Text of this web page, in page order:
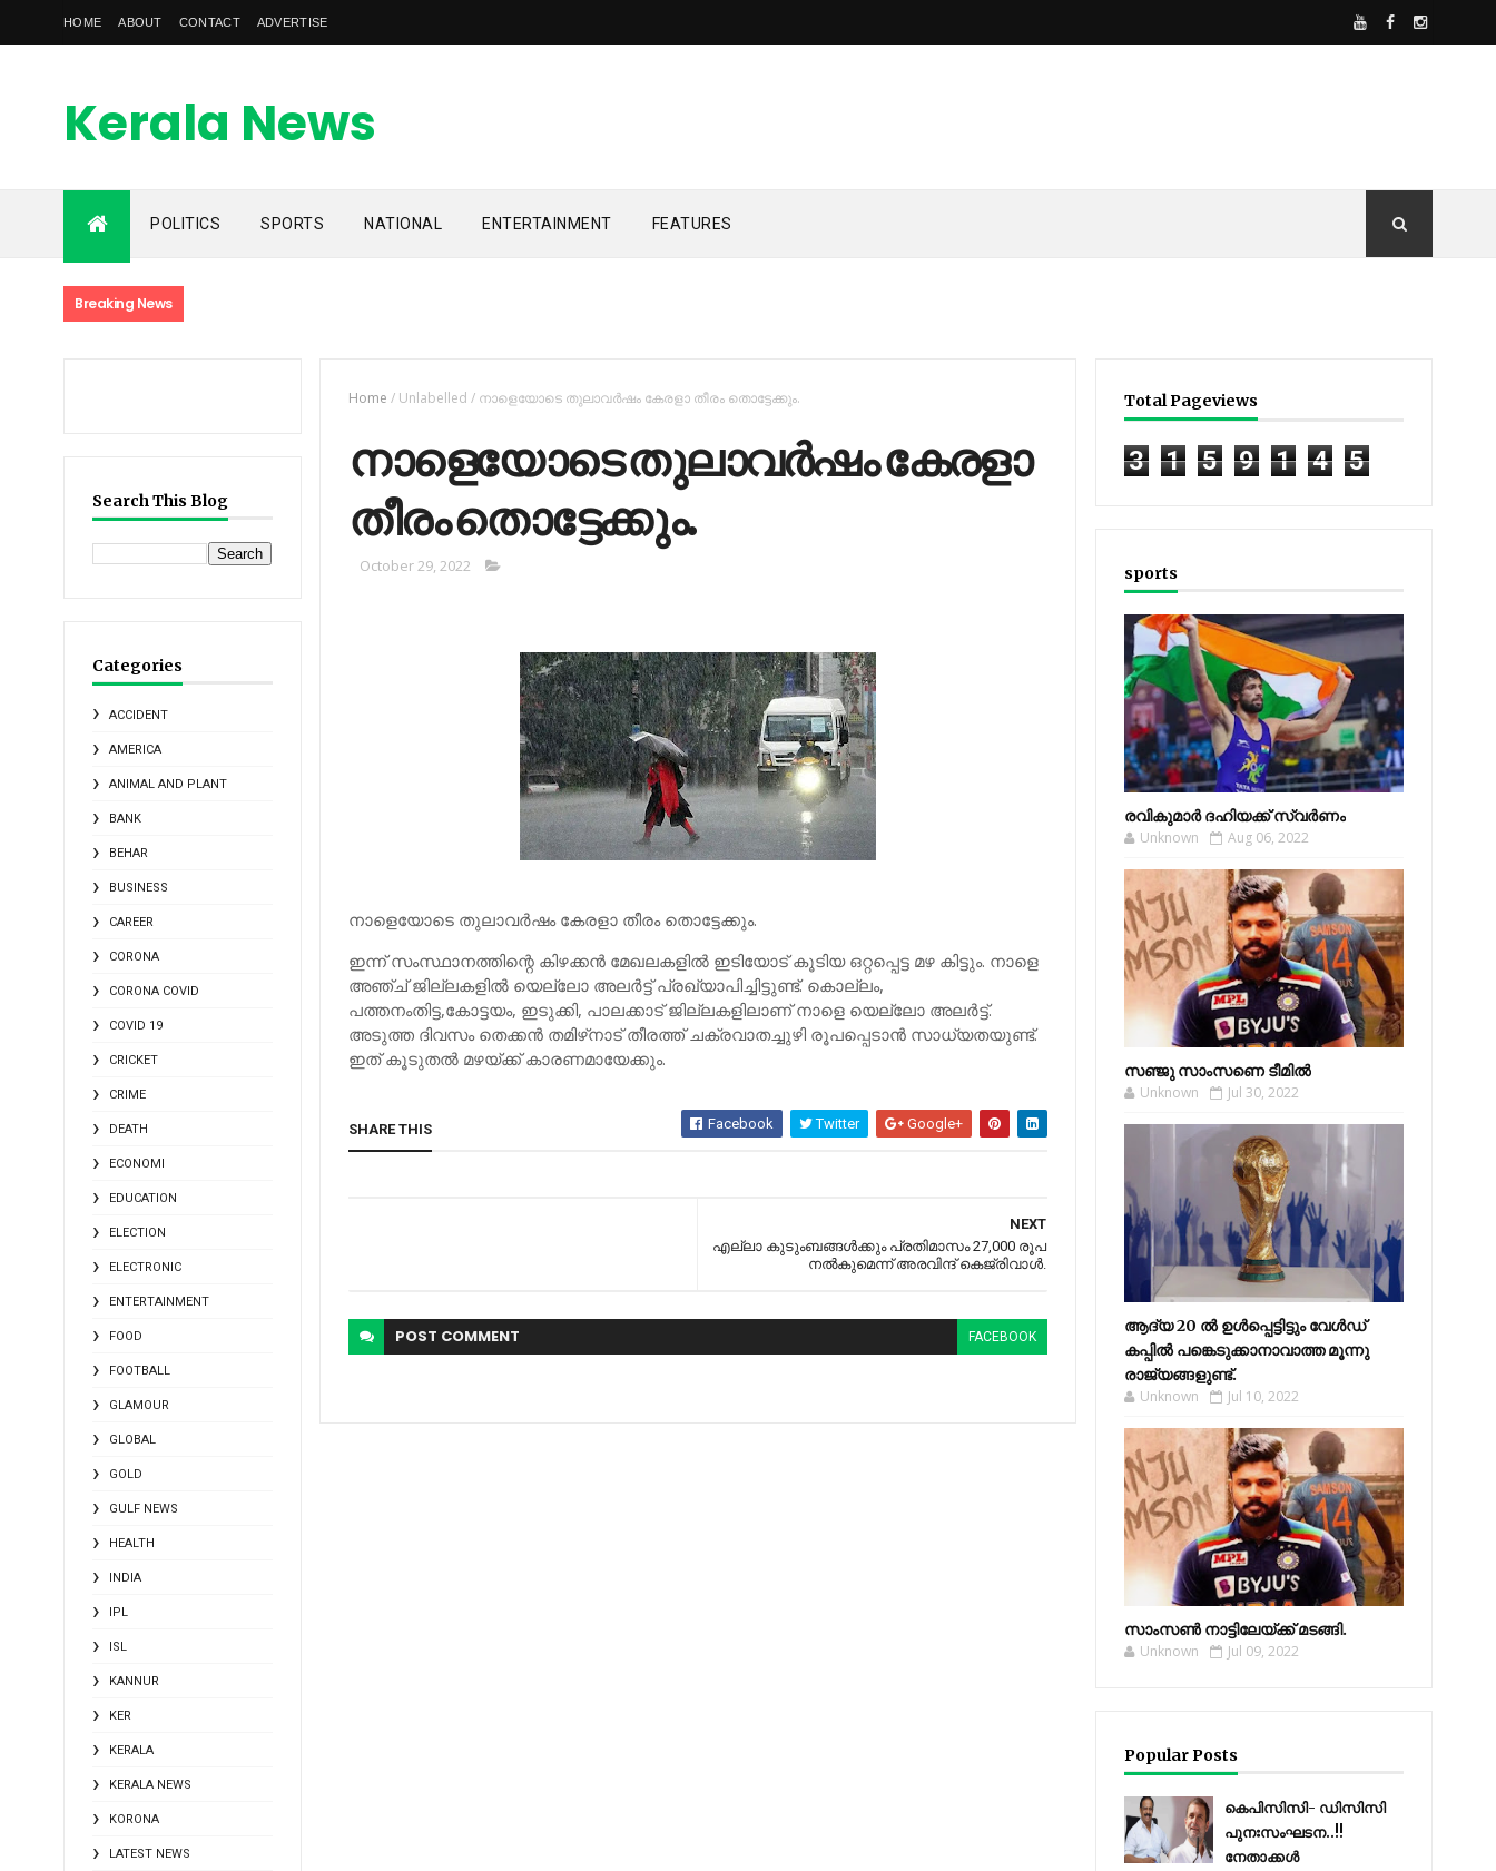
HOME ABOUT CONTACT ADVERTISE
Kerala News
Feed
kerala news feed is the one of the best malayalam online
POLITICS SPORTS NATIONAL ENTERTAINMENT FEATURES
Breaking News
Search This Blog
Categories
ACCIDENT
AMERICA
ANIMAL AND PLANT
BANK
BEHAR
BUSINESS
CAREER
CORONA
CORONA COVID
COVID 19
CRICKET
CRIME
DEATH
ECONOMI
EDUCATION
ELECTION
ELECTRONIC
ENTERTAINMENT
FOOD
FOOTBALL
GLAMOUR
GLOBAL
GOLD
GULF NEWS
HEALTH
INDIA
IPL
ISL
KANNUR
KER
KERALA
KERALA NEWS
KORONA
LATEST NEWS
Home / Unlabelled/ നാളെയോടെ തുലാവര്‍ഷം കേരളാ തീരം തൊട്ടേക്കും.
നാളെയോടെ തുലാവര്‍ഷം കേരളാ
തീരം തൊട്ടേക്കും.
October 29, 2022
നാളെയോടെ തുലാവര്‍ഷം കേരളാ തീരം തൊട്ടേക്കും.
ഇന്ന് സംസ്ഥാനത്തിന്റെ കിഴക്കന്‍ മേഖലകളില്‍ ഇടിയോട് കൂടിയ ഒറ്റപ്പെട്ട മഴ കിട്ടും. നാളെ
അഞ്ച് ജില്ലകളില്‍ യെല്ലോ അലര്‍ട്ട് പ്രഖ്യാപിച്ചിട്ടുണ്ട്. കൊല്ലം,
പത്തനംതിട്ട,കോട്ടയം, ഇടുക്കി, പാലക്കാട് ജില്ലകളിലാണ് നാളെ യെല്ലോ അലര്‍ട്ട്.
അടുത്ത ദിവസം തെക്കന്‍ തമിഴ്‌നാട് തീരത്ത് ചക്രവാതച്ചുഴി രൂപപ്പെടാന്‍ സാധ്യതയുണ്ട്.
ഇത് കൂടുതല്‍ മഴയ്ക്ക് കാരണമായേക്കും.
SHARE THIS Facebook Twitter Google+
NEXT
എല്ലാ കുടുംബങ്ങള്‍ക്കും പ്രതിമാസം 27,000 രൂപ
നല്‍കുമെന്ന് അരവിന്ദ് കെജ്രിവാള്‍.
POST COMMENT FACEBOOK
Total Pageviews
3 1 5 9 1 4 5
sports
രവികുമാര്‍ ദഹിയക്ക് സ്വര്‍ണം
Unknown Aug 06, 2022
സഞ്ജു സാംസണെ ടീമില്‍
Unknown Jul 30, 2022
ആദ്യ 20 ല്‍ ഉള്‍പ്പെട്ടിട്ടും വേള്‍ഡ്
കപ്പില്‍ പങ്കെടുക്കാനാവാത്ത മൂന്നു
രാജ്യങ്ങളുണ്ട്.
Unknown Jul 10, 2022
സാംസണ്‍ നാട്ടിലേയ്‌ക്ക് മടങ്ങി.
Unknown Jul 09, 2022
Popular Posts
കെപിസിസി- ഡിസിസി
പുനഃസംഘടന..!!
നേതാക്കൾ